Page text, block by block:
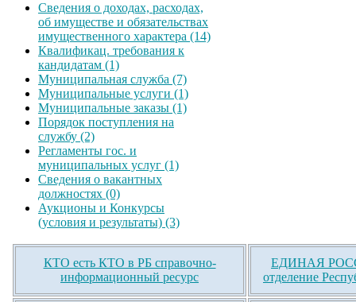
Сведения о доходах, расходах,
об имуществе и обязательствах
имущественного характера (14)
Квалификац. требования к
кандидатам (1)
Муниципальная служба (7)
Муниципальные услуги (1)
Муниципальные заказы (1)
Порядок поступления на
службу (2)
Регламенты гос. и
муниципальных услуг (1)
Сведения о вакантных
должностях (0)
Аукционы и Конкурсы
(условия и результаты) (3)
КТО есть КТО в РБ справочно-
информационный ресурс
ЕДИНАЯ
отделение